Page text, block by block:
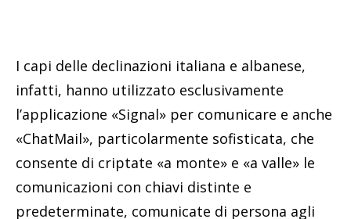
I capi delle declinazioni italiana e albanese,
infatti, hanno utilizzato esclusivamente
l’applicazione «Signal» per comunicare e anche
«ChatMail», particolarmente sofisticata, che
consente di criptate «a monte» e «a valle» le
comunicazioni con chiavi distinte e
predeterminate, comunicate di persona agli